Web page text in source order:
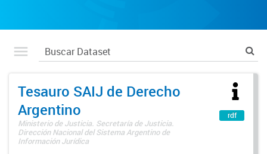
Tesauro SAIJ de Derecho
Argentino
Ministerio de Justicia. Secretaría de Justicia.
Dirección Nacional del Sistema Argentino de
Información Jurídica
rdf